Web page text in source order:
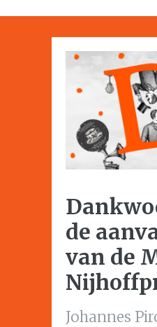
de
van de
Johannes